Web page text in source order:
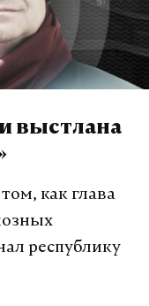
вMAX . Он
интернет.
,ДзениVK.
Telegram
выстлана
как глава
республику